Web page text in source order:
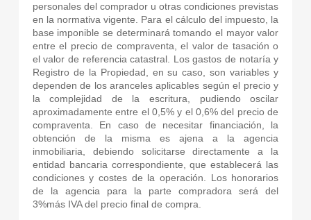
personales del comprador u otras condiciones previstas
en la normativa vigente. Para el cálculo del impuesto, la
base imponible se determinará tomando el mayor valor
entre el precio de compraventa, el valor de tasación o
el valor de referencia catastral. Los gastos de notaría y
Registro de la Propiedad, en su caso, son variables y
dependen de los aranceles aplicables según el precio y
la complejidad de la escritura, pudiendo oscilar
aproximadamente entre el 0,5% y el 0,6% del precio de
compraventa. En caso de necesitar financiación, la
obtención de la misma es ajena a la agencia
inmobiliaria, debiendo solicitarse directamente a la
entidad bancaria correspondiente, que establecerá las
condiciones y costes de la operación. Los honorarios
de la agencia para la parte compradora será del
3%más IVA del precio final de compra.